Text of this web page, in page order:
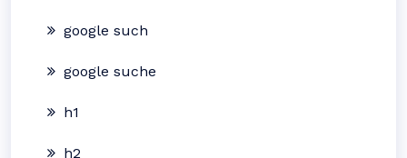
google such
google suche
h1
h2